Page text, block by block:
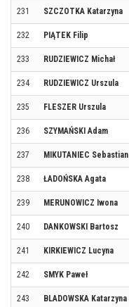
231 SZCZOTKA Katarzyna
232 PIĄTEK Filip
233 RUDZIEWICZ Michał
234 RUDZIEWICZ Urszula
235 FLESZER Urszula
236 SZYMAŃSKI Adam
237 MIKUTANIEC Sebastian
238 ŁADOŃSKA Agata
239 MERUNOWICZ Iwona
240 DANKOWSKI Bartosz
241 KIRKIEWICZ Lucyna
242 SMYK Paweł
243 BLADOWSKA Katarzyna